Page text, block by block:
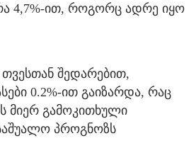
4,7%-ით, როგორც ადრე იყო
შედარებით,
0.2%-ით გაიზარდა, რაც
მიერ გამოკითხული
პროგნოზს